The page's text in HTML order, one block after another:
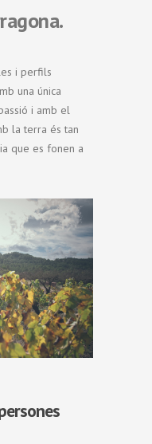
i perfils
una única
i amb el
la terra és tan
que es fonen a